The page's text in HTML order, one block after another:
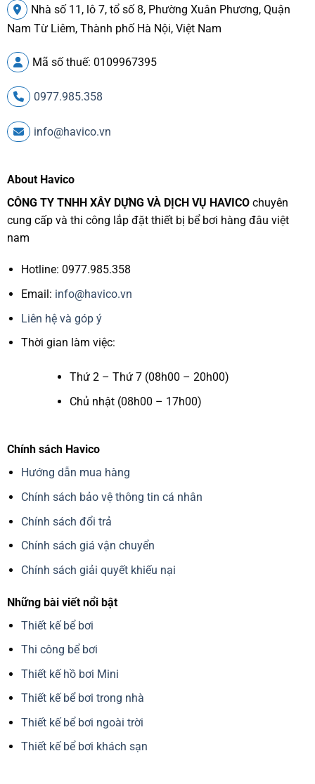
Nhà số 11, lô 7, tổ số 8, Phường Xuân Phương, Quận
Nam Từ Liêm, Thành phố Hà Nội, Việt Nam
Mã số thuế: 0109967395
0977.985.358
info@havico.vn
About Havico
CÔNG TY TNHH XÂY DỰNG VÀ DỊCH VỤ HAVICO chuyên
cung cấp và thi công lắp đặt thiết bị bể bơi hàng đâu việt
nam
Hotline: 0977.985.358
Email: info@havico.vn
Liên hệ và góp ý
Thời gian làm việc:
Thứ 2 – Thứ 7 (08h00 – 20h00)
Chủ nhật (08h00 – 17h00)
Chính sách Havico
Hướng dẫn mua hàng
Chính sách bảo vệ thông tin cá nhân
Chính sách đổi trả
Chính sách giá vận chuyển
Chính sách giải quyết khiếu nại
Những bài viết nổi bật
Thiết kế bể bơi
Thi công bể bơi
Thiết kế hồ bơi Mini
Thiết kế bể bơi trong nhà
Thiết kế bể bơi ngoài trời
Thiết kế bể bơi khách sạn